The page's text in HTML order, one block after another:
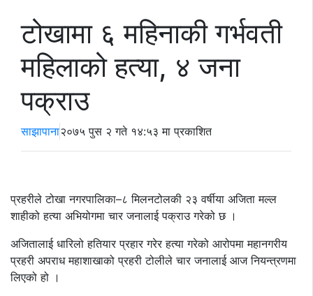
टोखामा ६ महिनाकी गर्भवती
महिलाको हत्या, ४ जना
पक्राउ
साझापाना२०७५ पुस २ गते १४:५३ मा प्रकाशित
प्रहरीले टोखा नगरपालिका–८ मिलनटोलकी २३ वर्षीया अजिता मल्ल
शाहीको हत्या अभियोगमा चार जनालाई पक्राउ गरेको छ ।
अजितालाई धारिलो हतियार प्रहार गरेर हत्या गरेको आरोपमा महानगरीय
प्रहरी अपराध महाशाखाको प्रहरी टोलीले चार जनालाई आज नियन्त्रणमा
लिएको हो ।